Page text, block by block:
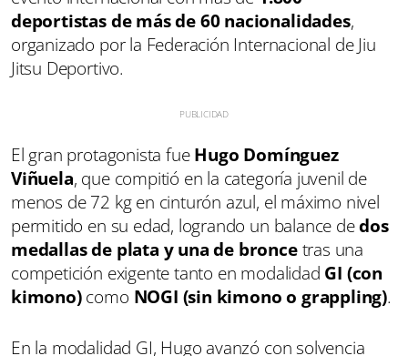
deportistas de más de 60 nacionalidades,
organizado por la Federación Internacional de Jiu
Jitsu Deportivo.
El gran protagonista fueHugo Domínguez
Viñuela, que compitió en la categoría juvenil de
menos de 72 kg en cinturón azul, el máximo nivel
permitido en su edad, logrando un balance dedos
medallas de plata y una de broncetras una
competición exigente tanto en modalidad GI (con
kimono)como NOGI (sin kimono o grappling).
En la modalidad GI, Hugo avanzó con solvencia